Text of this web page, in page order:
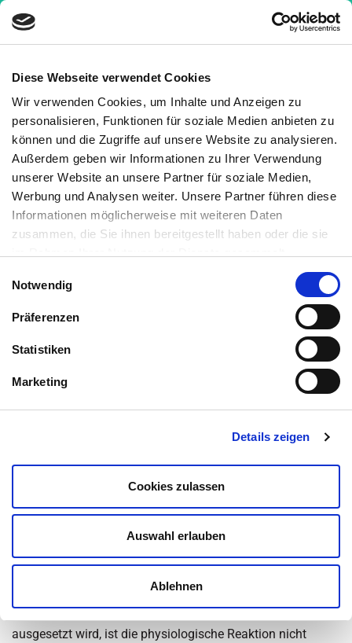
Diese Webseite verwendet Cookies
Wir verwenden Cookies, um Inhalte und Anzeigen zu
personalisieren, Funktionen für soziale Medien anbieten zu
können und die Zugriffe auf unsere Website zu analysieren.
Außerdem geben wir Informationen zu Ihrer Verwendung
unserer Website an unsere Partner für soziale Medien,
Werbung und Analysen weiter. Unsere Partner führen diese
Informationen möglicherweise mit weiteren Daten
zusammen, die Sie ihnen bereitgestellt haben oder die sie
haben. Sie können jederzeit die Cookie-Einstellungen
widerrufen oder ändern:
. Es befindet
sich auch ein Link in der Fußzeile zu den Einstellungen der
Cookies um diese jederzeit widerrufen oder ändern zu
können.
Notwendig
Präferenzen
Statistiken
Marketing
Details zeigen
Cookies zulassen
Auswahl erlauben
Ablehnen
Nachrichten »Übergewicht beeinflusst am
stärksten weißes Fett
Übergewicht beeinflusst am
stärksten weißes Fett
6 Medizinisch geprüft
Inhaltsüberblick
Übergewicht,
Ursachen
Zuletzt aktualisiert am 26. Januar 2023 um 16:57
Umkehrpunkt, an dem
Fettgewebe metabolische
Plastizität verliert
Wenn der Körper einer kalorienreichen Ernährung
ausgesetzt wird, ist die physiologische Reaktion nicht